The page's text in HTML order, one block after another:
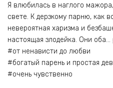
Я влюбилась в наглого
свете. К дерзкому парню, как
невероятная харизма и
настоящая злодейка. Они
#от ненависти до любви
#богатый парень и простая
#очень чувственно